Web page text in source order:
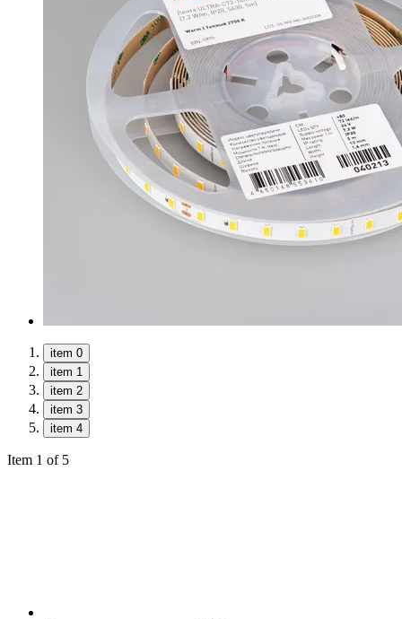
item 0
item 1
item 2
item 3
item 4
Item 1 of 5